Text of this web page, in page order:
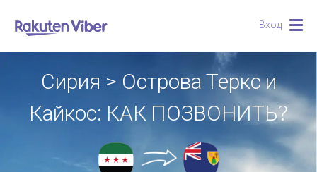
Вход
Сирия > Острова Теркс и
Кайкос: КАК ПОЗВОНИТЬ?